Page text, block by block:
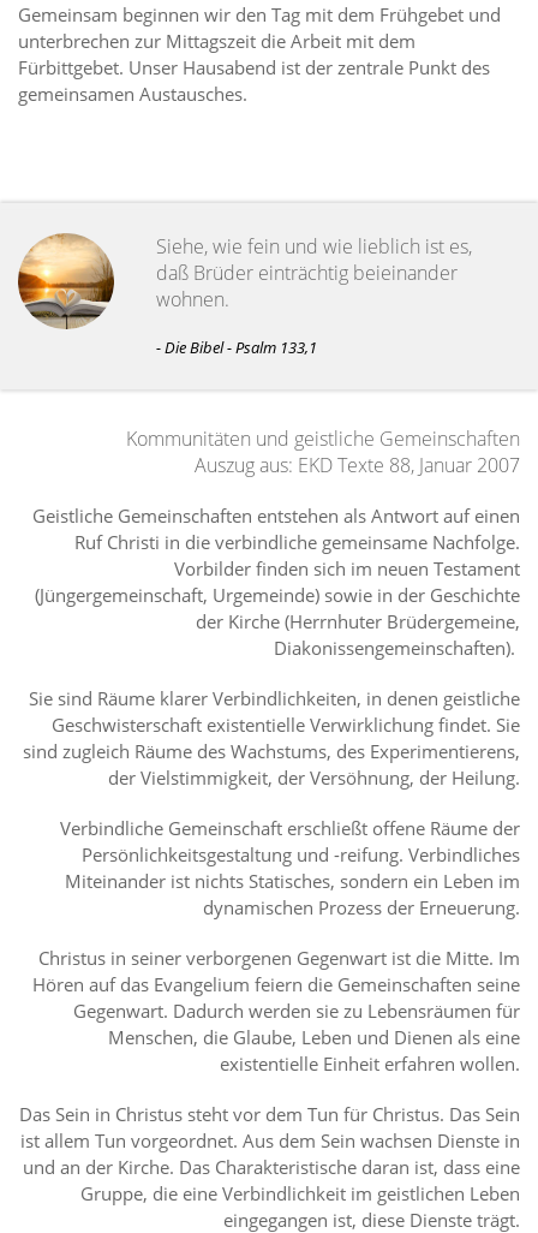
Gemeinsam beginnen wir den Tag mit dem Frühgebet und
unterbrechen zur Mittagszeit die Arbeit mit dem
Fürbittgebet. Unser Hausabend ist der zentrale Punkt des
gemeinsamen Austausches.
Siehe, wie fein und wie lieblich ist es,
daß Brüder einträchtig beieinander
wohnen.
- Die Bibel - Psalm 133,1
Kommunitäten und geistliche Gemeinschaften
Auszug aus: EKD Texte 88, Januar 2007
Geistliche Gemeinschaften entstehen als Antwort auf einen
Ruf Christi in die verbindliche gemeinsame Nachfolge.
Vorbilder finden sich im neuen Testament
(Jüngergemeinschaft, Urgemeinde) sowie in der Geschichte
der Kirche (Herrnhuter Brüdergemeine,
Diakonissengemeinschaften).
Sie sind Räume klarer Verbindlichkeiten, in denen geistliche
Geschwisterschaft existentielle Verwirklichung findet. Sie
sind zugleich Räume des Wachstums, des Experimentierens,
der Vielstimmigkeit, der Versöhnung, der Heilung.
Verbindliche Gemeinschaft erschließt offene Räume der
Persönlichkeitsgestaltung und -reifung. Verbindliches
Miteinander ist nichts Statisches, sondern ein Leben im
dynamischen Prozess der Erneuerung.
Christus in seiner verborgenen Gegenwart ist die Mitte. Im
Hören auf das Evangelium feiern die Gemeinschaften seine
Gegenwart. Dadurch werden sie zu Lebensräumen für
Menschen, die Glaube, Leben und Dienen als eine
existentielle Einheit erfahren wollen.
Das Sein in Christus steht vor dem Tun für Christus. Das Sein
ist allem Tun vorgeordnet. Aus dem Sein wachsen Dienste in
und an der Kirche. Das Charakteristische daran ist, dass eine
Gruppe, die eine Verbindlichkeit im geistlichen Leben
eingegangen ist, diese Dienste trägt.